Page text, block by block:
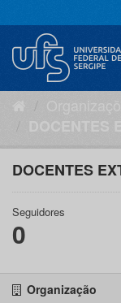
para
conteúdo
DOCENTES
Seguidores
0
Organização